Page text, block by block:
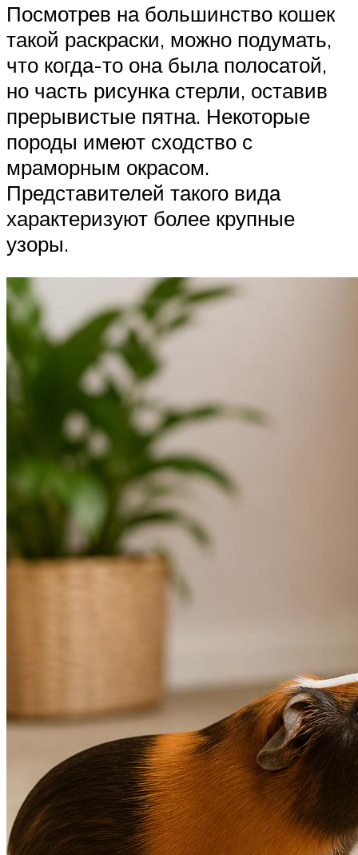
Посмотрев на большинство кошек
такой раскраски, можно подумать,
что когда-то она была полосатой,
но часть рисунка стерли, оставив
прерывистые пятна. Некоторые
породы имеют сходство с
мраморным окрасом.
Представителей такого вида
характеризуют более крупные
узоры.